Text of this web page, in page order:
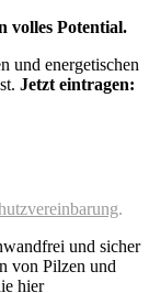
volles Potential.
und energetischen
Jetzt eintragen:
.
und sicher
von Pilzen und
hier